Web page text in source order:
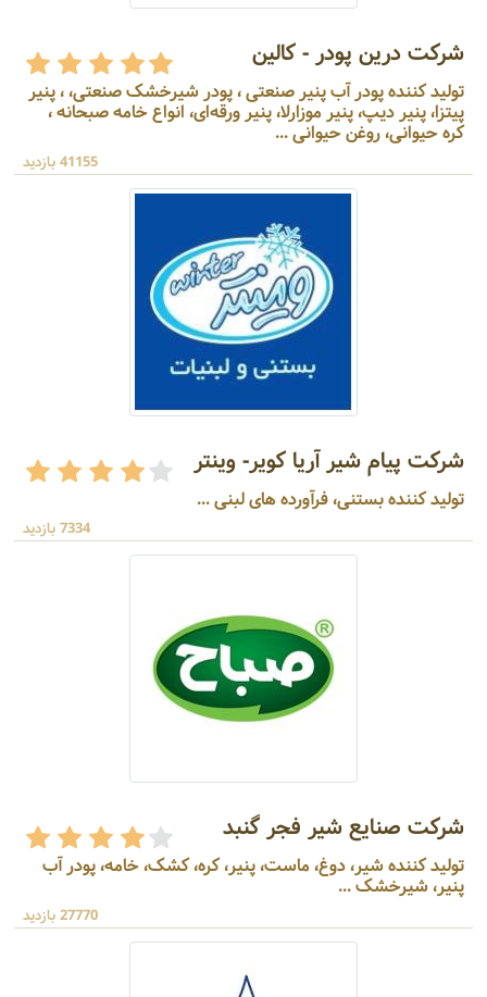
شرکت درین پودر - کالین
تولید کننده پودر آب پنیر صنعتی ، پودر شیرخشک صنعتی، ، پنیر
پیتزا، پنیر دیپ، پنیر موزارلا، پنیر ورقه‌ای، انواع خامه صبحانه ،
کره حیوانی، روغن حیوانی ...
41155 بازدید
شرکت پیام شیر آریا کویر- وینتر
تولید کننده بستنی، فرآورده های لبنی ...
7334 بازدید
شرکت صنایع شیر فجر گنبد
تولید کننده شیر، دوغ، ماست، پنیر، کره، کشک، خامه، پودر آب
پنیر، شیرخشک ...
27770 بازدید